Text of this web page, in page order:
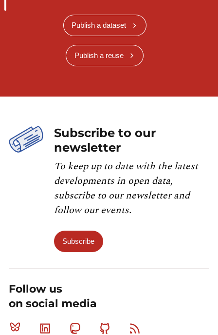
Publish a dataset
Publish a reuse
Subscribe to our
newsletter
To keep up to date with the latest
developments in open data,
subscribe to our newsletter and
follow our events.
Subscribe
Follow us
on social media
Bluesky Linkedin MastodonGithub